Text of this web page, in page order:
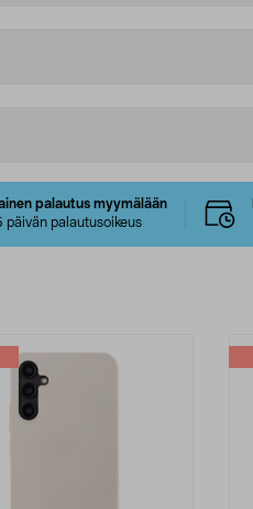
palautus myymälään
päivän palautusoikeus